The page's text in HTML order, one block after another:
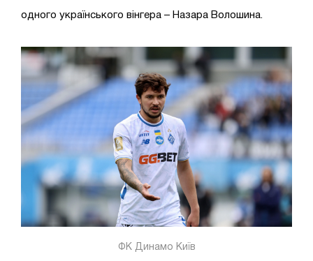
одного українського вінгера – Назара Волошина.
ФК Динамо Київ